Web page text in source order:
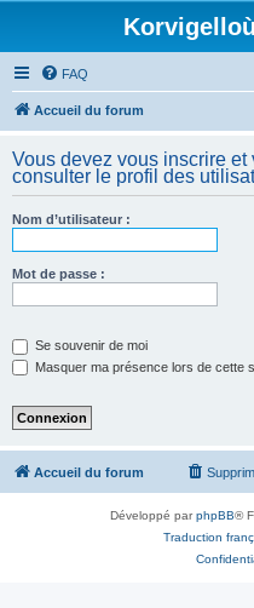
FAQ
Accueil du forum
Vous devez vous inscrire
consulter le profil des
Nom d’utilisateur :
Mot de passe :
Se souvenir de moi
Masquer ma présence lors de cette
Accueil du forum
Développé parphpBB®
Traduction